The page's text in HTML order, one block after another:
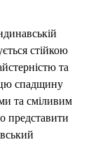
стійкою
та
спадщину
та сміливим
представити